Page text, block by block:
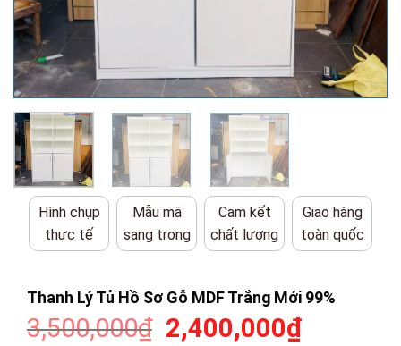
Hình chụp
thực tế
Mẫu mã
sang trọng
Cam kết
chất lượng
Giao hàng
toàn quốc
Thanh Lý Tủ Hồ Sơ Gỗ MDF Trắng Mới 99%
3,500,000₫ Giá
2,400,000₫Giá